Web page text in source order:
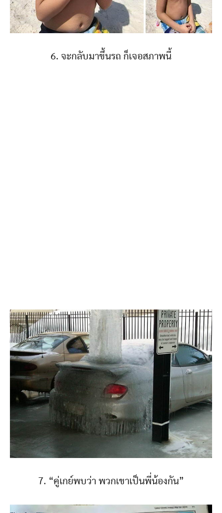
6. จะกลับมาขึ้นรถ ก็เจอสภาพนี้
7. “คู่เกย์พบว่า พวกเขาเป็นพี่น้องกัน”